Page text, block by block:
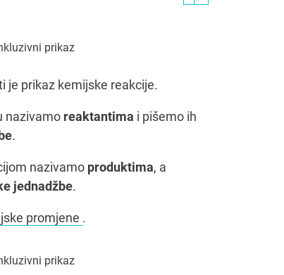
prikaz
je prikaz kemijske reakcije.
nazivamo reaktantima i pišemo ih
.
nazivamo produktima, a
jednadžbe.
promjene .
prikaz